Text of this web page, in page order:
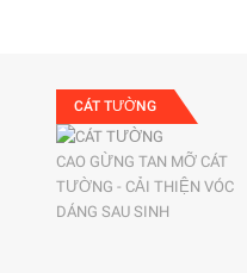
CÁT TƯỜNG
CAO GỪNG TAN MỠ CÁT
TƯỜNG - CẢI THIỆN VÓC
DÁNG SAU SINH